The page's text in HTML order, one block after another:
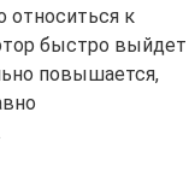
относиться к
быстро выйдет
повышается,